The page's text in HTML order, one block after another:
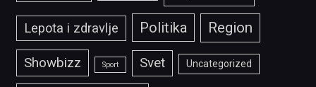
Lepota i zdravlje Politika Region
Showbizz Sport Svet Uncategorized